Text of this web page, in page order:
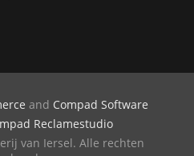
and Compad Software
Reclamestudio
van Iersel. Alle rechten